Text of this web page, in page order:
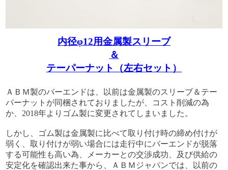
内径φ12用金属製スリーブ
＆
テーパーナット（左右セット）
ＡＢＭ製のバーエンドは、以前は金属製のスリーブ＆テー
パーナットが同梱されておりましたが、コスト削減の為
か、2018年よりゴム製に変更されてしまいました。
しかし、ゴム製は金属製に比べて取り付け時の締め付けが
弱く、取り付けが弱い場合には走行中にバーエンドが脱落
する可能性も高い為、メーカーとの交渉成功、及び供給の
安定化を確認出来た事から、ＡＢＭジャパンでは、以前の